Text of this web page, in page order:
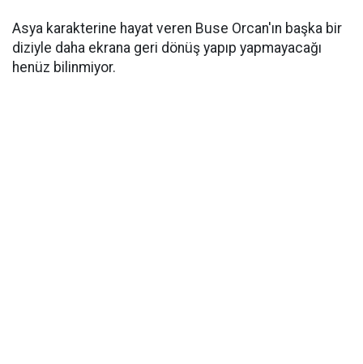
Asya karakterine hayat veren Buse Orcan'ın başka bir
diziyle daha ekrana geri dönüş yapıp yapmayacağı
henüz bilinmiyor.